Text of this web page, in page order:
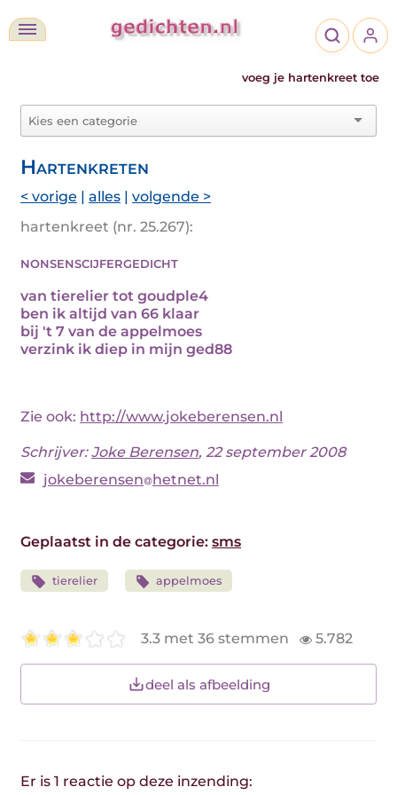
voeg je hartenkreet toe
Hartenkreten
< vorige | alles | volgende >
hartenkreet (nr. 25.267):
nonsenscijfergedicht
van tierelier tot goudple4
ben ik altijd van 66 klaar
bij 't 7 van de appelmoes
verzink ik diep in mijn ged88
Zie ook: http://www.jokeberensen.nl
Schrijver:Joke Berensen, 22 september 2008
jokeberensen hetnet.nl
Geplaatst in de categorie: sms
tierelier appelmoes
3.3 met 36 stemmen 5.782
deel als afbeelding
Er is 1 reactie op deze inzending: